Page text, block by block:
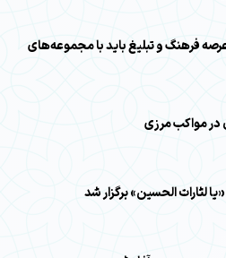
فرهنگ و تبلیغ باید با مجموعه‌های
در مواکب مرزی